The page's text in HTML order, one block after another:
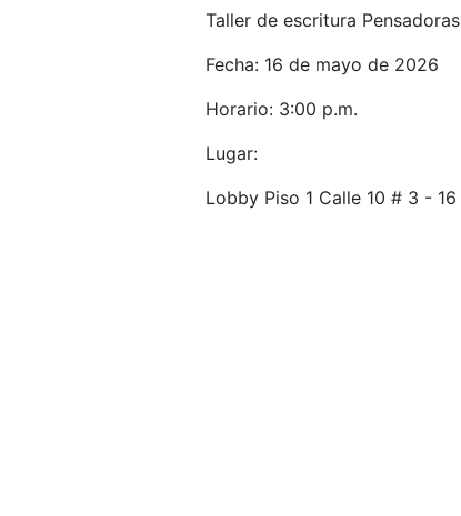
Taller de escritura Pensadoras
Fecha: 16 de mayo de 2026
Horario: 3:00 p.m.
Lugar:
Lobby Piso 1 Calle 10 # 3 - 16